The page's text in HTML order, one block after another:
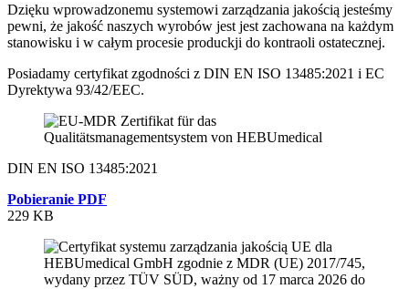
Dzięku wprowadzonemu systemowi zarządzania jakością jesteśmy
pewni, że jakość naszych wyrobów jest jest zachowana na każdym
stanowisku i w całym procesie produckji do kontraoli ostatecznej.
Posiadamy certyfikat zgodności z DIN EN ISO 13485:2021 i EC
Dyrektywa 93/42/EEC.
DIN EN ISO 13485:2021
Pobieranie PDF
229 KB